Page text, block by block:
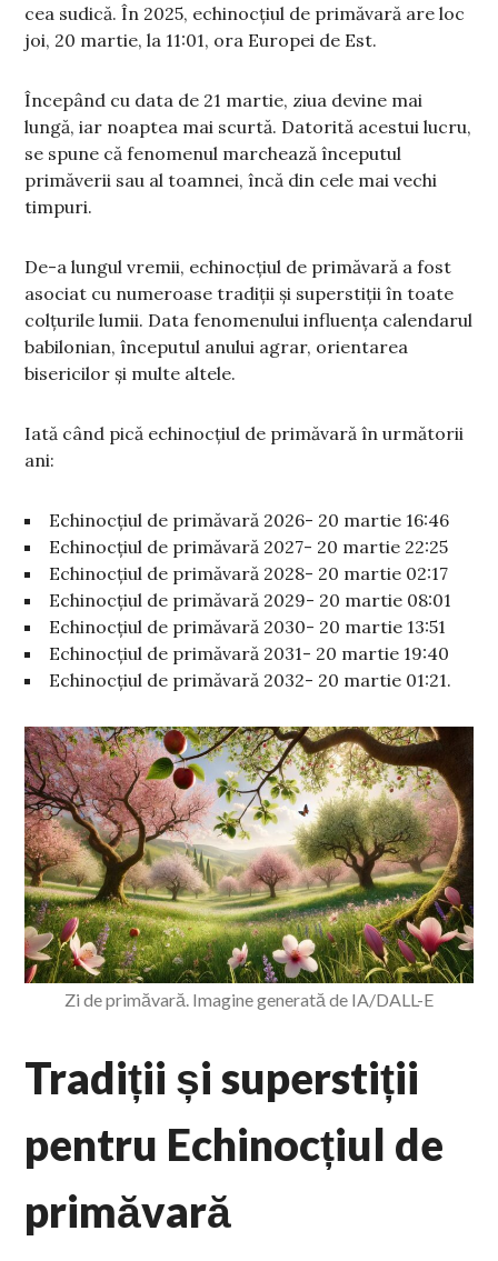
cea sudică. În 2025, echinocțiul de primăvară are loc
joi, 20 martie, la 11:01, ora Europei de Est.
Începând cu data de 21 martie, ziua devine mai
lungă, iar noaptea mai scurtă. Datorită acestui lucru,
se spune că fenomenul marchează începutul
primăverii sau al toamnei, încă din cele mai vechi
timpuri.
De-a lungul vremii, echinocțiul de primăvară a fost
asociat cu numeroase tradiții și superstiții în toate
colțurile lumii. Data fenomenului influența calendarul
babilonian, începutul anului agrar, orientarea
bisericilor și multe altele.
Iată când pică echinocțiul de primăvară în următorii
ani:
Echinocțiul de primăvară 2026- 20 martie 16:46
Echinocțiul de primăvară 2027- 20 martie 22:25
Echinocțiul de primăvară 2028- 20 martie 02:17
Echinocțiul de primăvară 2029- 20 martie 08:01
Echinocțiul de primăvară 2030- 20 martie 13:51
Echinocțiul de primăvară 2031- 20 martie 19:40
Echinocțiul de primăvară 2032- 20 martie 01:21.
Zi de primăvară. Imagine generată de IA/DALL-E
Tradiții și superstiții
pentru Echinocțiul de
primăvară